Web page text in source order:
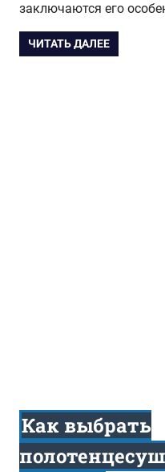
заключаются его
ЧИТАТЬ ДАЛЕЕ
Как выбрать